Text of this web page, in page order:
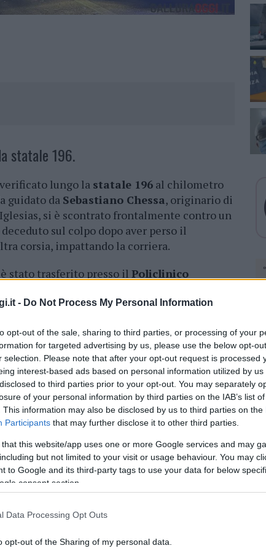
- Do Not Process My Personal Information
opt-out of the sale, sharing to third parties, or processing of your
for targeted advertising by us, please use the below opt-
selection. Please note that after your opt-out request is processed
interest-based ads based on personal information utilized by
to third parties prior to your opt-out. You may separately
of your personal information by third parties on the IAB’s list
This information may also be disclosed by us to third parties on the
Participants that may further disclose it to other third parties.
that this website/app uses one or more Google services and may
but not limited to your visit or usage behaviour. You may
to Google and its third-party tags to use your data for below
consent section.
Data Processing Opt Outs
opt-out of the Sharing of my personal data.
statale 196.
lungo la statale 196 al chilometro
guidato da Sebastiano Chessa, originario di
si è scontrato frontalmente contro un
deceduto sul colpo dopo aver perso il
corsia, impattando la corriera.
stato trasferito presso il Policlinico
traumi. A bordo del bus c’erano 6
tra i 18 e i 27 anni.
recuperati da un altro pullman. La
al cimitero di Villasor a disposizione dei
per oltre 3 ore, deviata su percorsi
nella sezione